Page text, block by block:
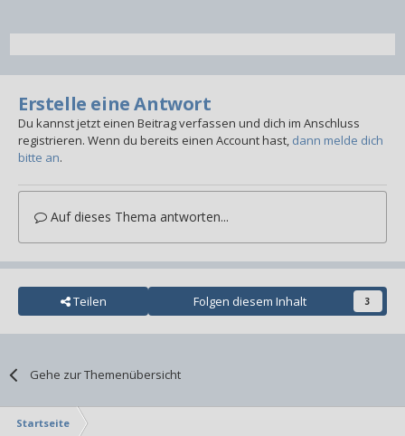
Erstelle eine Antwort
Du kannst jetzt einen Beitrag verfassen und dich im Anschluss
registrieren. Wenn du bereits einen Account hast, dann melde dich
bitte an.
Auf dieses Thema antworten...
Teilen Folgen diesem Inhalt 3
Gehe zur Themenübersicht
Startseite